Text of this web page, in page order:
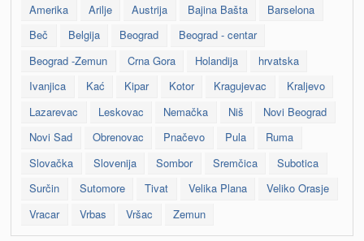
Amerika Arilje Austrija Bajina Bašta
Barselona
Beč
Belgija Beograd
Beograd - centar
Beograd -Zemun
Crna Gora Holandija
hrvatska
Ivanjica
Kać Kipar Kotor Kragujevac
Kraljevo
Lazarevac
Leskovac Nemačka Niš
Novi Beograd
Novi Sad
Obrenovac Pnačevo Pula
Ruma
Slovačka
Slovenija Sombor Sremčica
Subotica
Surčin
Sutomore Tivat Velika Plana
Veliko Orasje
Vracar
Vrbas Vršac Zemun